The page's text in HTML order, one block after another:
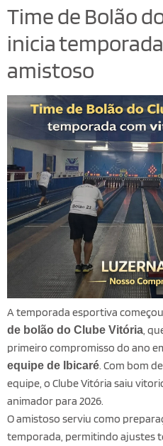
Time de Bolão
inicia
amistoso
A temporada esportiva
de bolão do Clube Vitória ,
primeiro compromisso do ano
equipe de Ibicaré. Com bom
equipe, o Clube Vitória saiu
animador para 2026.
O amistoso serviu como
temporada, permitindo ajustes